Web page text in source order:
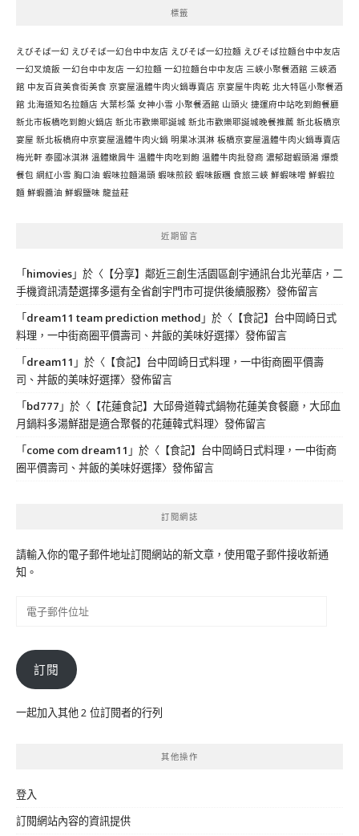
標籤
えびそば一幻 えびそば一幻台中中友店 えびそば一幻拉麵 えびそば拉麵台中中友店
一幻叉燒飯 一幻台中中友店 一幻拉麵 一幻拉麵台中中友店 三峽小聚餐酒館 三峽酒
館 中友百貨美食街美食 京宴屋溫體牛肉火鍋專賣店 京宴屋牛肉乾 北大特區小聚餐酒
館 北海道知名拉麵店 大葉杉藻 女神小雪 小聚餐酒館 山頭火 捷運府中站吃到飽餐廳
新北市板橋吃到飽火鍋店 新北市歡樂耶誕城 新北市歡樂耶誕城晚餐推薦 新北板橋京
宴屋 新北板橋府中京宴屋溫體牛肉火鍋 明果冰淇淋 板橋京宴屋溫體牛肉火鍋專賣店
梅光軒 泰國冰淇淋 溫體嫩肩牛 溫體牛肉吃到飽 溫體牛肉批發商 濃郁甜蝦頭湯 爆漿
餐包 網紅小雪 胸口油 蝦味拉麵湯頭 蝦味煎餃 蝦味飯糰 食旅三峽 鮮蝦味噌 鮮蝦拉
麵 鮮蝦醬油 鮮蝦鹽味 龍益莊
近期留言
「himovies」於〈 【分享】鄰近三創生活園區創宇通訊台北光華店，二
手機資訊清楚選擇多還有全省創宇門市可提供後續服務〉發佈留言
「dream11 team prediction method 」於〈 【食記】台中岡崎日式
料理，一中街商圈平價壽司、丼飯的美味好選擇〉發佈留言
「dream11 」於〈 【食記】台中岡崎日式料理，一中街商圈平價壽
司、丼飯的美味好選擇〉發佈留言
「bd777 」於〈 【花蓮食記】大邱骨道韓式鍋物花蓮美食餐廳，大邱血
月鍋料多湯鮮甜是適合聚餐的花蓮韓式料理〉發佈留言
「come com dream11 」於〈 【食記】台中岡崎日式料理，一中街商
圈平價壽司、丼飯的美味好選擇〉發佈留言
訂閱網誌
請輸入你的電子郵件地址訂閱網站的新文章，使用電子郵件接收新通
知。
件
位
訂閱
一起加入其他 2 位訂閱者的行列
其他操作
登入
訂閱網站內容的資訊提供